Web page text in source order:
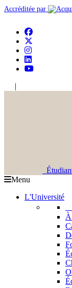
Accréditée par
|
Menu
L'Université